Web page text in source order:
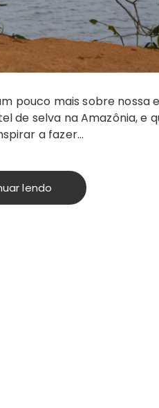
pouco mais sobre nossa
de selva na Amazônia, e
a fazer…
lendo